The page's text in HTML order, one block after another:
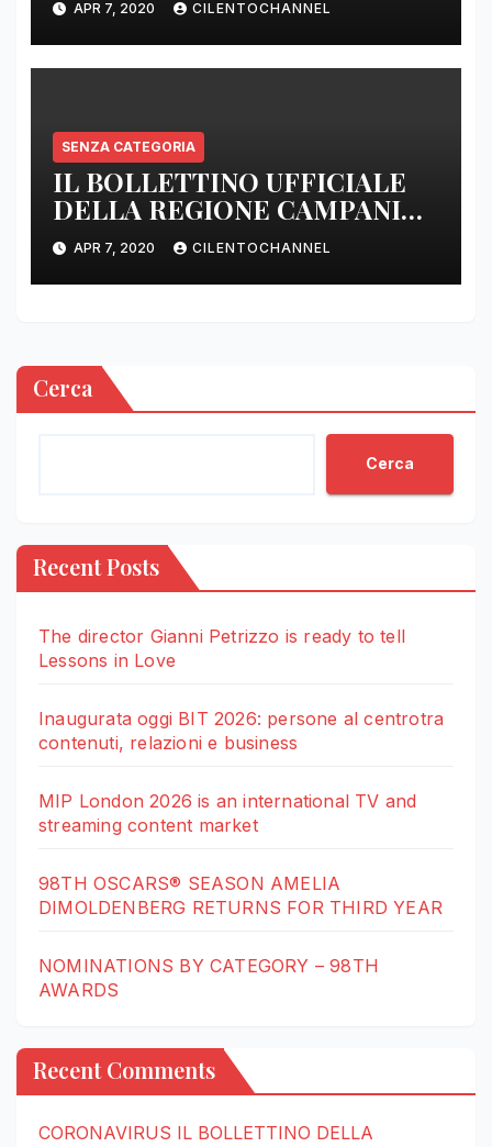
APR 7, 2020 CILENTOCHANNEL
SENZA CATEGORIA
IL BOLLETTINO UFFICIALE
DELLA REGIONE CAMPANIA
DELLE ORE 22.00
APR 7, 2020 CILENTOCHANNEL
Cerca
Cerca
Recent Posts
The director Gianni Petrizzo is ready to tell
Lessons in Love
Inaugurata oggi BIT 2026: persone al centrotra
contenuti, relazioni e business
MIP London 2026 is an international TV and
streaming content market
98TH OSCARS® SEASON AMELIA
DIMOLDENBERG RETURNS FOR THIRD YEAR
NOMINATIONS BY CATEGORY – 98TH
AWARDS
Recent Comments
CORONAVIRUS IL BOLLETTINO DELLA